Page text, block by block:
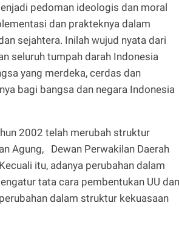
pedoman ideologis dan moral
dan prakteknya dalam
sejahtera. Inilah wujud nyata dari
seluruh tumpah darah Indonesia
yang merdeka, cerdas dan
bagi bangsa dan negara Indonesia
2002 telah merubah struktur
Agung, Dewan Perwakilan Daerah
itu, adanya perubahan dalam
tata cara pembentukan UU dan
dalam struktur kekuasaan